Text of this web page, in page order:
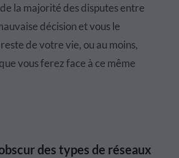
la majorité des disputes entre
décision et vous le
de votre vie, ou au moins,
vous ferez face à ce même
des types de réseaux